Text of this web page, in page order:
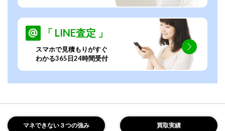
「 LINE査定 」
スマホで見積もりがすぐ
わかる365日24時間受付
マネできない３つの強み 買取実績